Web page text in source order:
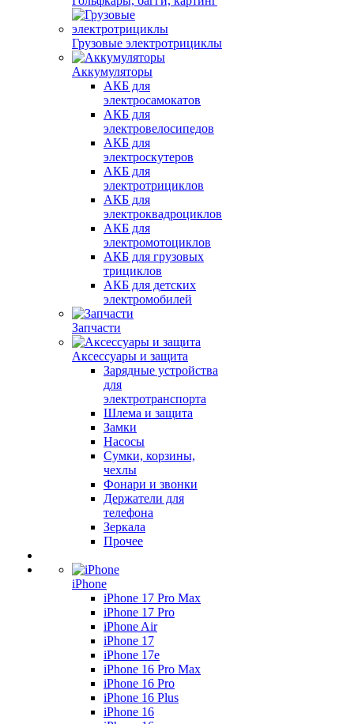
Грузовые электротрициклы
Аккумуляторы
АКБ для
электросамокатов
АКБ для
электровелосипедов
АКБ для
электроскутеров
АКБ для
электротрициклов
АКБ для
электроквадроциклов
АКБ для
электромотоциклов
АКБ для грузовых
трициклов
АКБ для детских
электромобилей
Запчасти
Аксессуары и защита
Зарядные устройства
для
электротранспорта
Шлема и защита
Замки
Насосы
Сумки, корзины,
чехлы
Фонари и звонки
Держатели для
телефона
Зеркала
Прочее
iPhone
iPhone 17 Pro Max
iPhone 17 Pro
iPhone Air
iPhone 17
iPhone 17e
iPhone 16 Pro Max
iPhone 16 Pro
iPhone 16 Plus
iPhone 16